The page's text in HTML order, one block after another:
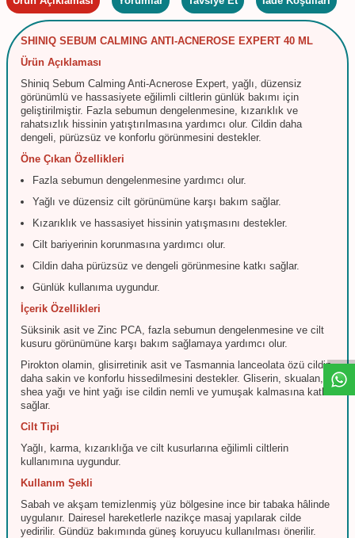
SHINIQ SEBUM CALMING ANTI-ACNEROSE EXPERT 40 ML
Ürün Açıklaması
Shiniq Sebum Calming Anti-Acnerose Expert, yağlı, düzensiz
görünümlü ve hassasiyete eğilimli ciltlerin günlük bakımı için
geliştirilmiştir. Fazla sebumun dengelenmesine, kızarıklık ve
rahatsızlık hissinin yatıştırılmasına yardımcı olur. Cildin daha
dengeli, pürüzsüz ve konforlu görünmesini destekler.
Öne Çıkan Özellikleri
Fazla sebumun dengelenmesine yardımcı olur.
Yağlı ve düzensiz cilt görünümüne karşı bakım sağlar.
Kızarıklık ve hassasiyet hissinin yatışmasını destekler.
Cilt bariyerinin korunmasına yardımcı olur.
Cildin daha pürüzsüz ve dengeli görünmesine katkı sağlar.
Günlük kullanıma uygundur.
İçerik Özellikleri
Süksinik asit ve Zinc PCA, fazla sebumun dengelenmesine ve cilt
kusuru görünümüne karşı bakım sağlamaya yardımcı olur.
Pirokton olamin, glisirretinik asit ve Tasmannia lanceolata özü cildin
daha sakin ve konforlu hissedilmesini destekler. Gliserin, skualan,
shea yağı ve hint yağı ise cildin nemli ve yumuşak kalmasına katkı
sağlar.
Cilt Tipi
Yağlı, karma, kızarıklığa ve cilt kusurlarına eğilimli ciltlerin
kullanımına uygundur.
Kullanım Şekli
Sabah ve akşam temizlenmiş yüz bölgesine ince bir tabaka hâlinde
uygulanır. Dairesel hareketlerle nazikçe masaj yapılarak cilde
yedirilir. Gündüz bakımında güneş koruyucu kullanılması önerilir.